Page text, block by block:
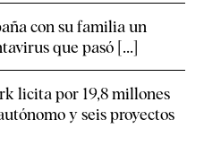
con su familia un
que pasó [...]
licita por 19,8 millones
y seis proyectos